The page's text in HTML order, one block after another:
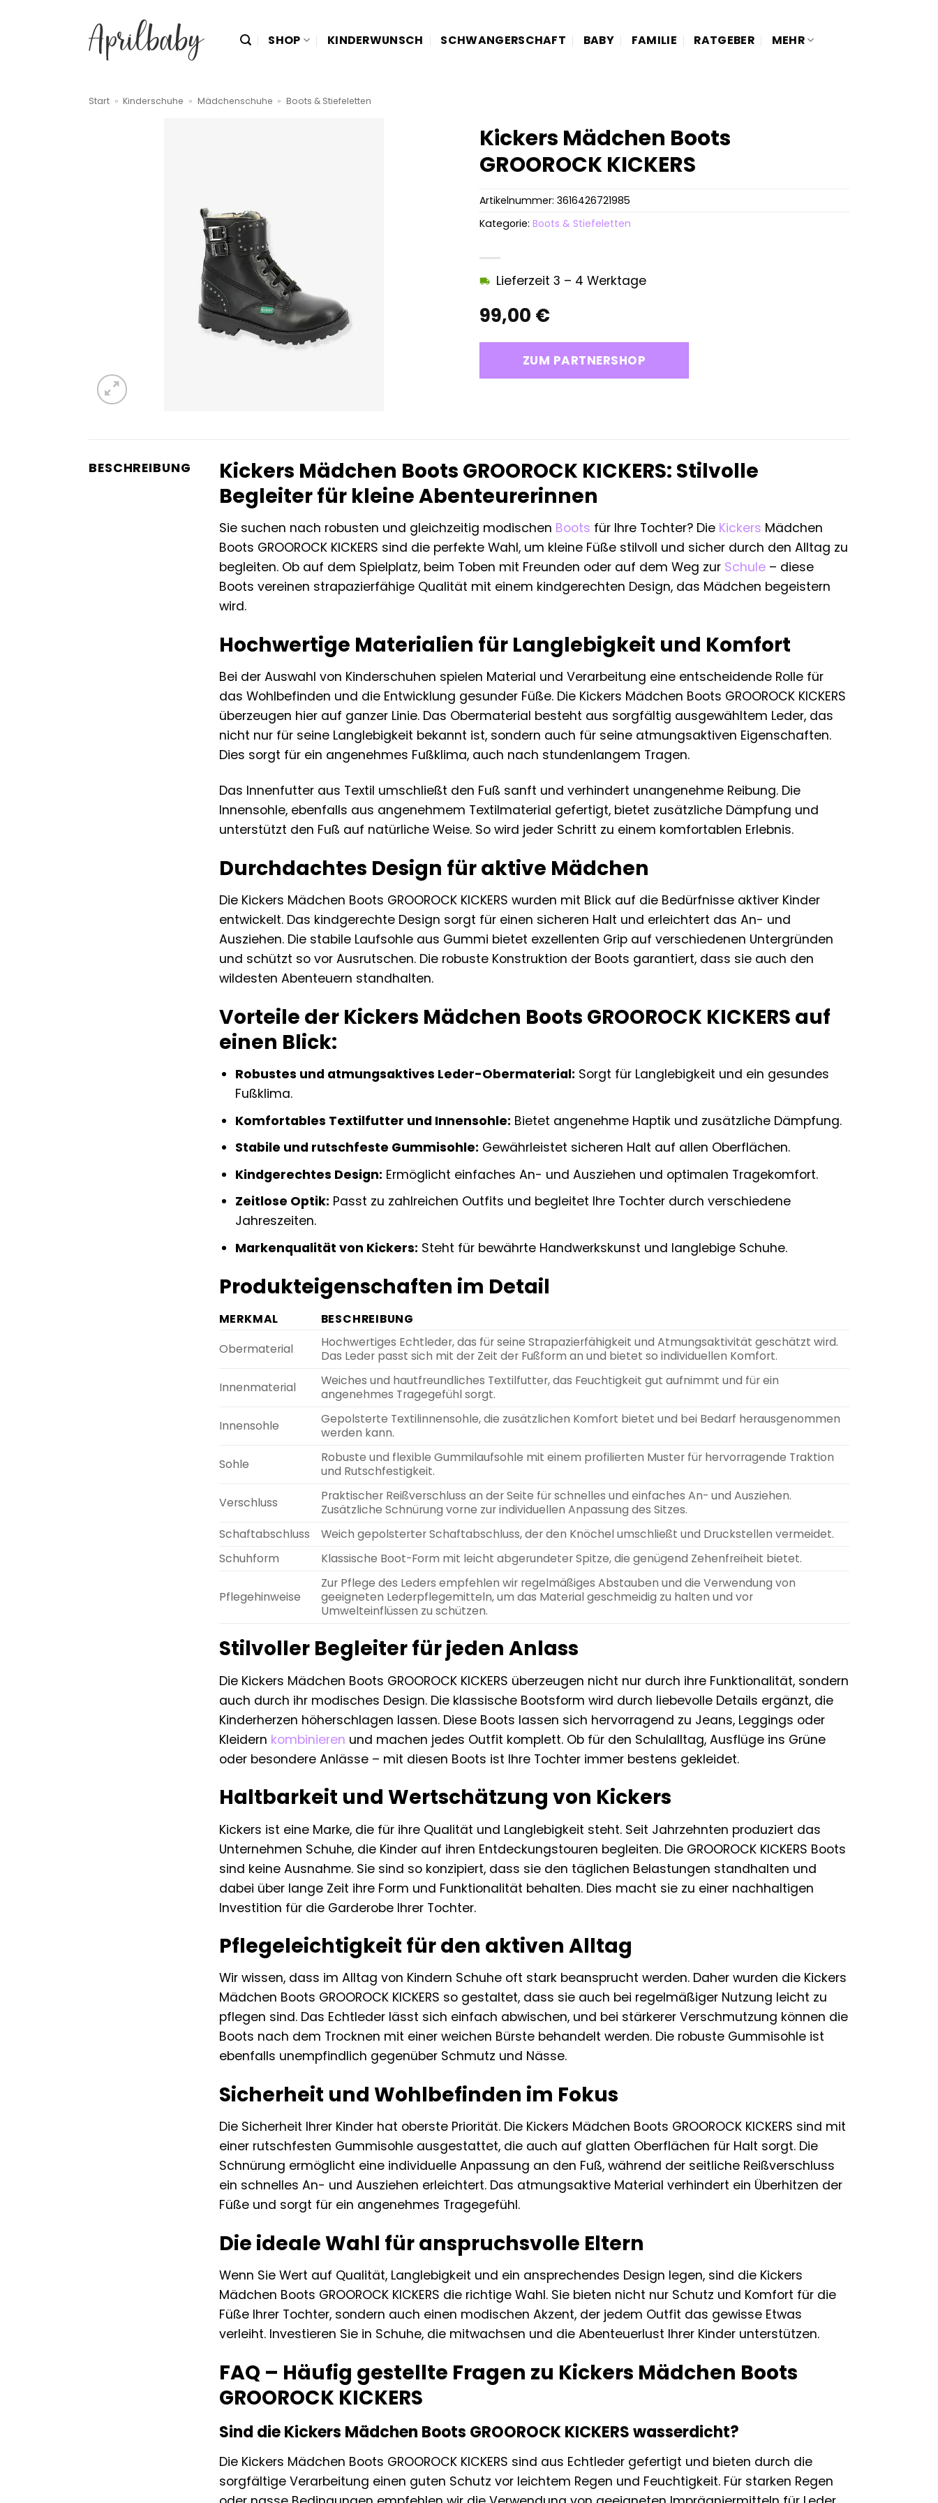
SHOP KINDERWUNSCH SCHWANGERSCHAFT BABY FAMILIE RATGEBER MEHR
Start » Kinderschuhe » Mädchenschuhe » Boots & Stiefeletten
Kickers Mädchen Boots
GROOROCK KICKERS
99,00 €
Lieferzeit 3 – 4 Werktage
ZUM PARTNERSHOP
Artikelnummer: 3616426721985
Kategorie: Boots & Stiefeletten
BESCHREIBUNG
Kickers Mädchen Boots GROOROCK KICKERS: Stilvolle
Begleiter für kleine Abenteurerinnen
Sie suchen nach robusten und gleichzeitig modischen Boots für Ihre Tochter? Die Kickers Mädchen
Boots GROOROCK KICKERS sind die perfekte Wahl, um kleine Füße stilvoll und sicher durch den Alltag zu
begleiten. Ob auf dem Spielplatz, beim Toben mit Freunden oder auf dem Weg zur Schule– diese
Boots vereinen strapazierfähige Qualität mit einem kindgerechten Design, das Mädchen begeistern
wird.
Hochwertige Materialien für Langlebigkeit und Komfort
Bei der Auswahl von Kinderschuhen spielen Material und Verarbeitung eine entscheidende Rolle für
das Wohlbefinden und die Entwicklung gesunder Füße. Die Kickers Mädchen Boots GROOROCK KICKERS
überzeugen hier auf ganzer Linie. Das Obermaterial besteht aus sorgfältig ausgewähltem Leder, das
nicht nur für seine Langlebigkeit bekannt ist, sondern auch für seine atmungsaktiven Eigenschaften.
Dies sorgt für ein angenehmes Fußklima, auch nach stundenlangem Tragen.
Das Innenfutter aus Textil umschließt den Fuß sanft und verhindert unangenehme Reibung. Die
Innensohle, ebenfalls aus angenehmem Textilmaterial gefertigt, bietet zusätzliche Dämpfung und
unterstützt den Fuß auf natürliche Weise. So wird jeder Schritt zu einem komfortablen Erlebnis.
Durchdachtes Design für aktive Mädchen
Die Kickers Mädchen Boots GROOROCK KICKERS wurden mit Blick auf die Bedürfnisse aktiver Kinder
entwickelt. Das kindgerechte Design sorgt für einen sicheren Halt und erleichtert das An- und
Ausziehen. Die stabile Laufsohle aus Gummi bietet exzellenten Grip auf verschiedenen Untergründen
und schützt so vor Ausrutschen. Die robuste Konstruktion der Boots garantiert, dass sie auch den
wildesten Abenteuern standhalten.
Vorteile der Kickers Mädchen Boots GROOROCK KICKERS auf
einen Blick:
Robustes und atmungsaktives Leder-Obermaterial: Sorgt für Langlebigkeit und ein gesundes
Fußklima.
Komfortables Textilfutter und Innensohle: Bietet angenehme Haptik und zusätzliche Dämpfung.
Stabile und rutschfeste Gummisohle: Gewährleistet sicheren Halt auf allen Oberflächen.
Kindgerechtes Design: Ermöglicht einfaches An- und Ausziehen und optimalen Tragekomfort.
Zeitlose Optik: Passt zu zahlreichen Outfits und begleitet Ihre Tochter durch verschiedene
Jahreszeiten.
Markenqualität von Kickers: Steht für bewährte Handwerkskunst und langlebige Schuhe.
Produkteigenschaften im Detail
MERKMAL
BESCHREIBUNG
Obermaterial
Hochwertiges Echtleder, das für seine Strapazierfähigkeit und Atmungsaktivität geschätzt wird.
Das Leder passt sich mit der Zeit der Fußform an und bietet so individuellen Komfort.
Innenmaterial
Weiches und hautfreundliches Textilfutter, das Feuchtigkeit gut aufnimmt und für ein
angenehmes Tragegefühl sorgt.
Innensohle
Gepolsterte Textilinnensohle, die zusätzlichen Komfort bietet und bei Bedarf herausgenommen
werden kann.
Sohle
Robuste und flexible Gummilaufsohle mit einem profilierten Muster für hervorragende Traktion
und Rutschfestigkeit.
Verschluss
Praktischer Reißverschluss an der Seite für schnelles und einfaches An- und Ausziehen.
Zusätzliche Schnürung vorne zur individuellen Anpassung des Sitzes.
Schaftabschluss
Weich gepolsterter Schaftabschluss, der den Knöchel umschließt und Druckstellen vermeidet.
Schuhform
Klassische Boot-Form mit leicht abgerundeter Spitze, die genügend Zehenfreiheit bietet.
Pflegehinweise
Zur Pflege des Leders empfehlen wir regelmäßiges Abstauben und die Verwendung von
geeigneten Lederpflegemitteln, um das Material geschmeidig zu halten und vor
Umwelteinflüssen zu schützen.
Stilvoller Begleiter für jeden Anlass
Die Kickers Mädchen Boots GROOROCK KICKERS überzeugen nicht nur durch ihre Funktionalität, sondern
auch durch ihr modisches Design. Die klassische Bootsform wird durch liebevolle Details ergänzt, die
Kinderherzen höherschlagen lassen. Diese Boots lassen sich hervorragend zu Jeans, Leggings oder
Kleidern kombinieren und machen jedes Outfit komplett. Ob für den Schulalltag, Ausflüge ins Grüne
oder besondere Anlässe – mit diesen Boots ist Ihre Tochter immer bestens gekleidet.
Haltbarkeit und Wertschätzung von Kickers
Kickers ist eine Marke, die für ihre Qualität und Langlebigkeit steht. Seit Jahrzehnten produziert das
Unternehmen Schuhe, die Kinder auf ihren Entdeckungstouren begleiten. Die GROOROCK KICKERS Boots
sind keine Ausnahme. Sie sind so konzipiert, dass sie den täglichen Belastungen standhalten und
dabei über lange Zeit ihre Form und Funktionalität behalten. Dies macht sie zu einer nachhaltigen
Investition für die Garderobe Ihrer Tochter.
Pflegeleichtigkeit für den aktiven Alltag
Wir wissen, dass im Alltag von Kindern Schuhe oft stark beansprucht werden. Daher wurden die Kickers
Mädchen Boots GROOROCK KICKERS so gestaltet, dass sie auch bei regelmäßiger Nutzung leicht zu
pflegen sind. Das Echtleder lässt sich einfach abwischen, und bei stärkerer Verschmutzung können die
Boots nach dem Trocknen mit einer weichen Bürste behandelt werden. Die robuste Gummisohle ist
ebenfalls unempfindlich gegenüber Schmutz und Nässe.
Sicherheit und Wohlbefinden im Fokus
Die Sicherheit Ihrer Kinder hat oberste Priorität. Die Kickers Mädchen Boots GROOROCK KICKERS sind mit
einer rutschfesten Gummisohle ausgestattet, die auch auf glatten Oberflächen für Halt sorgt. Die
Schnürung ermöglicht eine individuelle Anpassung an den Fuß, während der seitliche Reißverschluss
ein schnelles An- und Ausziehen erleichtert. Das atmungsaktive Material verhindert ein Überhitzen der
Füße und sorgt für ein angenehmes Tragegefühl.
Die ideale Wahl für anspruchsvolle Eltern
Wenn Sie Wert auf Qualität, Langlebigkeit und ein ansprechendes Design legen, sind die Kickers
Mädchen Boots GROOROCK KICKERS die richtige Wahl. Sie bieten nicht nur Schutz und Komfort für die
Füße Ihrer Tochter, sondern auch einen modischen Akzent, der jedem Outfit das gewisse Etwas
verleiht. Investieren Sie in Schuhe, die mitwachsen und die Abenteuerlust Ihrer Kinder unterstützen.
FAQ – Häufig gestellte Fragen zu Kickers Mädchen Boots
GROOROCK KICKERS
Sind die Kickers Mädchen Boots GROOROCK KICKERS wasserdicht?
Die Kickers Mädchen Boots GROOROCK KICKERS sind aus Echtleder gefertigt und bieten durch die
sorgfältige Verarbeitung einen guten Schutz vor leichtem Regen und Feuchtigkeit. Für starken Regen